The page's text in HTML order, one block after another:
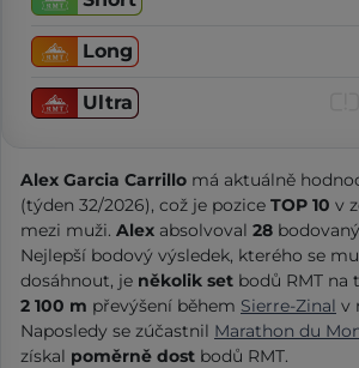
Long
Ultra
Alex Garcia Carrillo má aktuálně
(týden 32/2026), což je pozice TOP 10 v
mezi muži. Alex absolvoval 28
Nejlepší bodový výsledek, kterého se
dosáhnout, je několik set bodů RMT na
2 100 m převýšení během Sierre-Zinal v
Naposledy se zúčastnil Marathon du
získal poměrně dost bodů RMT.